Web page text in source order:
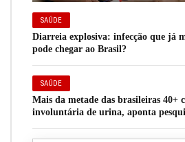
SAÚDE
Diarreia explosiva: infecção que já
pode chegar ao Brasil?
SAÚDE
Mais da metade das brasileiras 40+
involuntária de urina, aponta